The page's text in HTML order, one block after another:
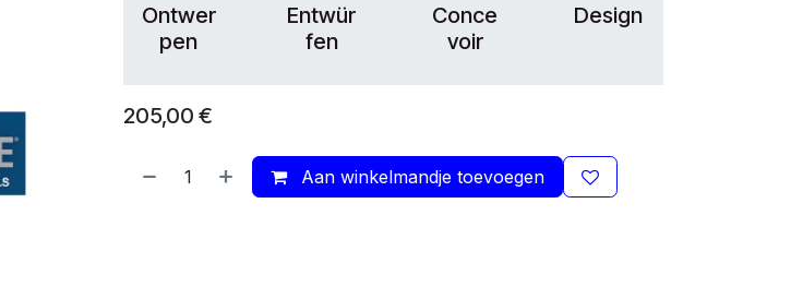
Ontwer
pen
Entwür
fen
Conce
voir
Design
205,00 €
Aan winkelmandje toevoegen